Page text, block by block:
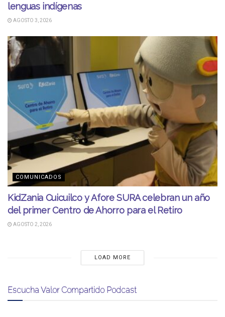
lenguas indígenas
AGOSTO 3, 2026
COMUNICADOS
KidZania Cuicuilco y Afore SURA celebran un año
del primer Centro de Ahorro para el Retiro
AGOSTO 2, 2026
LOAD MORE
Escucha Valor Compartido Podcast